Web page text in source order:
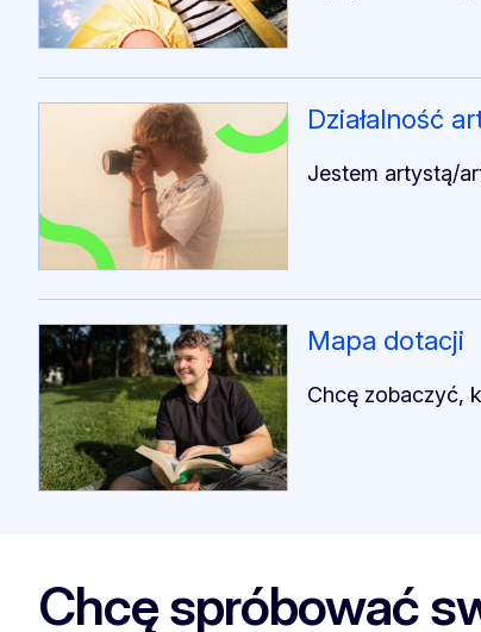
Działalność
Jestem artystą/
Mapa dotacji
Chcę zobaczyć,
Chcę spróbować